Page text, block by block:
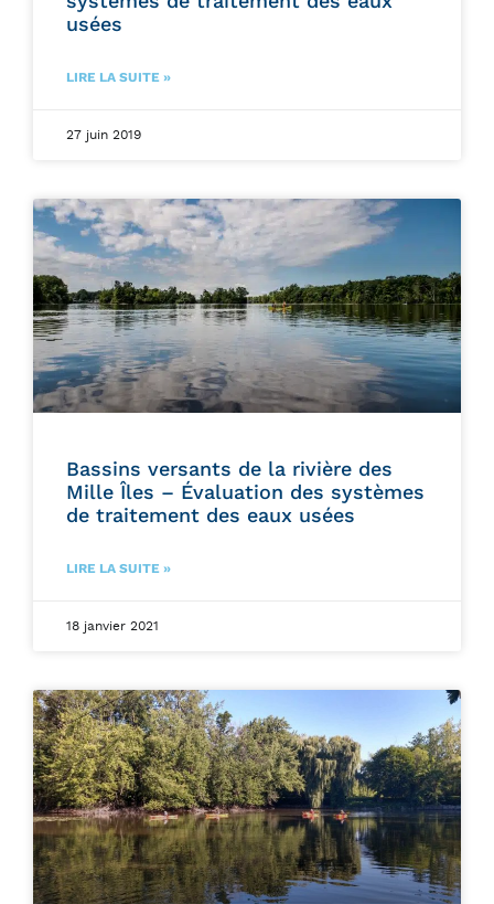
usées
LIRE LA SUITE »
27 juin 2019
Bassins versants de la rivière des
Mille Îles – Évaluation des systèmes
de traitement des eaux usées
LIRE LA SUITE »
18 janvier 2021